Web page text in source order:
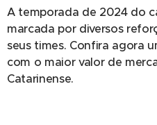
A temporada de 2024 do
marcada por diversos
seus times. Confira agora
com o maior valor de
Catarinense.